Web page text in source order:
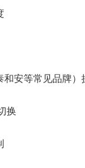
和安等常见品牌）
换